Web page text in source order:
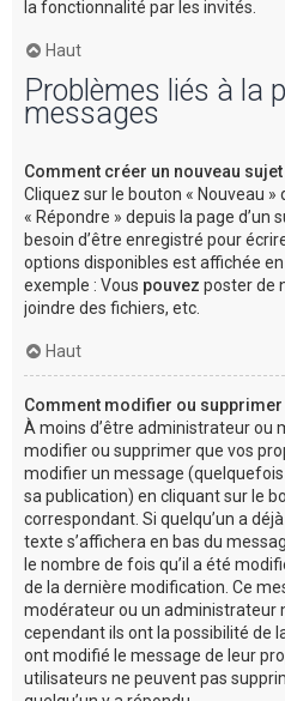
la fonctionnalité par les invités.
Haut
Problèmes liés à la
messages
Comment créer un nouveau
Cliquez sur le bouton « Nouveau »
« Répondre » depuis la page d’un
besoin d’être enregistré pour
options disponibles est affichée
exemple : Vous pouvez poster de
joindre des fichiers, etc.
Haut
Comment modifier ou supprimer
À moins d’être administrateur ou
modifier ou supprimer que vos
modifier un message
sa publication) en cliquant sur le
correspondant. Si quelqu’un a
texte s’affichera en bas du
le nombre de fois qu’il a été
de la dernière modification. Ce
modérateur ou un administrateur
cependant ils ont la possibilité de
ont modifié le message de leur
utilisateurs ne peuvent pas